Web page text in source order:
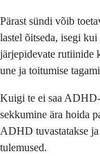
Pärast sündi võib
lastel õitseda, isegi
järjepidevate rutiinide
une ja toitumise
Kuigi te ei saa ADHD-
sekkumine ära hoida
ADHD tuvastatakse ja
tulemused.